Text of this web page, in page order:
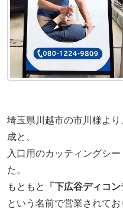
埼玉県川越市の市川様よ
成と、
入口用のカッティングシ
た。
もともと 「下広谷ディコ
という名前で営業されてお